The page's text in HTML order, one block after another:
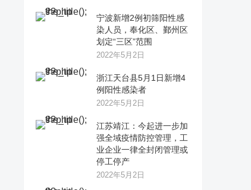
宁波新增2例初筛阳性感
染人员，奉化区、鄞州区
划定“三区”范围
2022年5月2日
浙江天台县5月1日新增4
例阳性感染者
2022年5月2日
江苏靖江：今起进一步加
强全域疫情防控管理，工
业企业一律全封闭管理或
停工停产
2022年5月2日